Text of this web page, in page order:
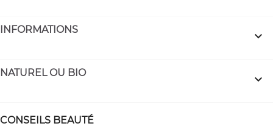
INFORMATIONS 
NATUREL OU BIO 
CONSEILS BEAUTÉ